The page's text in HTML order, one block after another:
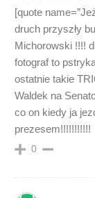
[quote
druch przyszły
Michorowski !!!!
fotograf to
ostatnie takie
Waldek na
co on kiedy ja
prezesem!!!!!!!!!!!
0